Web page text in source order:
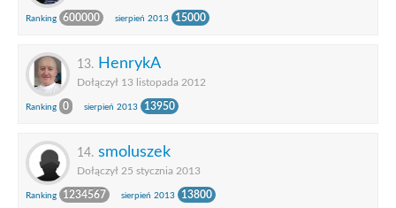
Ranking 600000 sierpień 2013 15000
13. HenrykA
Dołączył 13 listopada 2012
Ranking 0 sierpień 2013 13950
14. smoluszek
Dołączył 25 stycznia 2013
Ranking 1234567 sierpień 2013 13800